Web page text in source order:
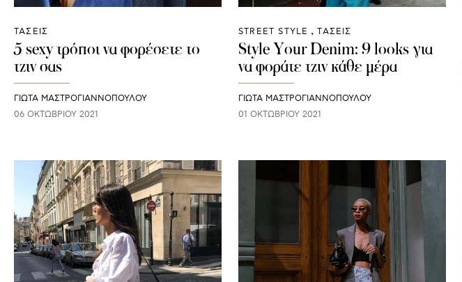
ΤΑΣΕΙΣ
5 sexy τρόποι να φορέσετε το
τζιν σας
ΓΙΩΤΑ ΜΑΣΤΡΟΓΙΑΝΝΟΠΟΥΛΟΥ
06 ΟΚΤΩΒΡΊΟΥ 2021
STREET STYLE ΤΑΣΕΙΣ
Style Your Denim: 9 looks για
να φοράτε τζιν κάθε μέρα
ΓΙΩΤΑ ΜΑΣΤΡΟΓΙΑΝΝΟΠΟΥΛΟΥ
01 ΟΚΤΩΒΡΊΟΥ 2021